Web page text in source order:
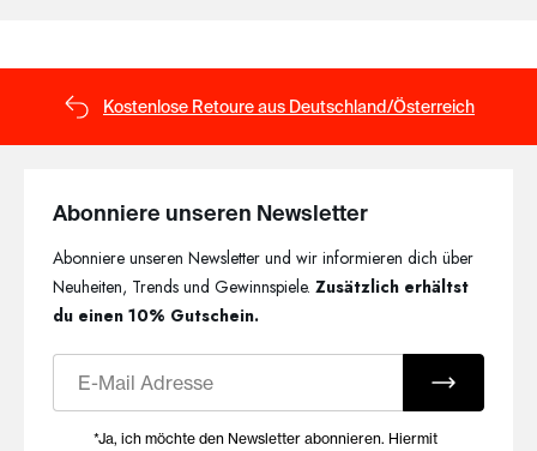
Kostenlose Retoure aus Deutschland/Österreich
Abonniere unseren Newsletter
Abonniere unseren Newsletter und wir informieren dich über
Neuheiten, Trends und Gewinnspiele.Zusätzlich erhältst
du einen 10% Gutschein.
Ihre Zustimmung zu Marketing E-Mails
*Ja, ich möchte den Newsletter abonnieren. Hiermit